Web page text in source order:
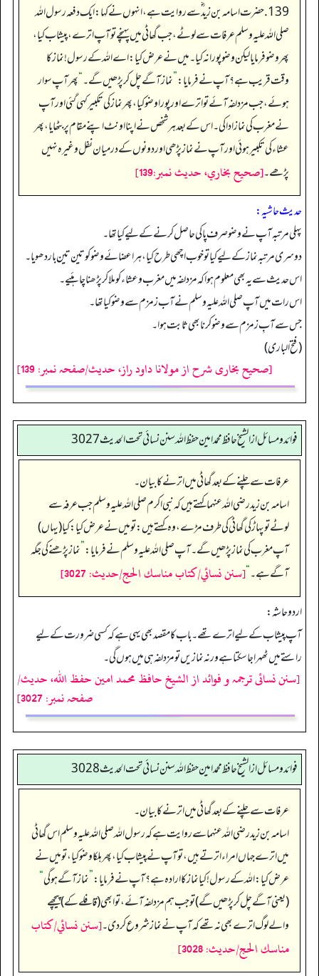
139. حضرت اسامہ بن زید ؓ سے روایت ہے، انہوں نے کہا: ایک دفعہ رسول اللہ
صلی اللہ علیہ وسلم عرفات سے لوٹے، جب گھاٹی میں پہنچے تو آپ اترے، پیشاب کیا،
پھر وضو فرمایا لیکن وضو پورا نہ کیا۔ میں نے عرض کیا: اے اللہ کے رسول! نماز کا
وقت قریب ہے؟ آپ نے فرمایا:”نماز آگے چل کر پڑھیں گے۔“پھر آپ سوار
ہوئے، جب مزدلفہ آئے تو اترے اور پورا وضو کیا، پھر نماز کی تکبیر کہی گئی اور آپ
نے مغرب کی نماز ادا کی۔ اس کے بعد ہر شخص نے اپنا اونٹ اپنے مقام پر بٹھایا، پھر
عشاء کی تکبیر ہوئی اور آپ نے نماز پڑھی اور دونوں کے درمیان نفل وغیرہ نہیں
پڑھے۔[صحيح بخاري، حديث نمبر:139]
حدیث حاشیہ:
پہلی مرتبہ آپ نے وضو صرف پاکی حاصل کرنے کے لیے کیا تھا۔
دوسری مرتبہ نماز کے لیے کیا توخوب اچھی طرح کیا، ہر اعضائے وضو کو تین تین باردھویا۔
اس حدیث سے یہ بھی معلوم ہوا کہ مزدلفہ میں مغرب وعشاء کو ملا کر پڑھنا چاہئیے۔
اس رات میں آپ صلی اللہ علیہ وسلم نے آب زمزم سے وضو کیا تھا۔
جس سے آبِ زمزم سے وضو کرنا بھی ثابت ہوا۔
(فتح الباری)
[صحیح بخاری شرح از مولانا داود راز، حدیث/صفحہ نمبر: 139]
فوائد ومسائل از الشيخ حافظ محمد امين حفظ الله سنن نسائي تحت الحديث3027
عرفات سے چلنے کے بعد گھاٹی میں اترنے کا بیان۔
اسامہ بن زید رضی الله عنہما کہتے ہیں کہ نبی اکرم صلی اللہ علیہ وسلم جب عرفہ سے
لوٹے تو پہاڑ کی گھاٹی کی طرف مڑے، وہ کہتے ہیں: تو میں نے عرض کیا: کیا (یہاں)
آپ مغرب کی نماز پڑھیں گے۔ آپ صلی اللہ علیہ وسلم نے فرمایا:”نماز پڑھنے کی جگہ
آگے ہے۔‏‏‏‏“[سنن نسائي/كتاب مناسك الحج/حدیث: 3027]
اردو حاشہ:
آپ پیشاب کے لیے اترے تھے۔ باب کا مقصد بھی یہی ہے کہ کسی ضرورت کے لیے
راستے میں ٹھہرا جا سکتا ہے ورنہ نمازیں تو مزدلفہ ہی میں ہوں گی۔
[سنن نسائی ترجمہ و فوائد از الشیخ حافظ محمد امین حفظ اللہ، حدیث/
صفحہ نمبر: 3027]
فوائد ومسائل از الشيخ حافظ محمد امين حفظ الله سنن نسائي تحت الحديث3028
عرفات سے چلنے کے بعد گھاٹی میں اترنے کا بیان۔
اسامہ بن زید رضی الله عنہما سے روایت ہے کہ رسول اللہ صلی اللہ علیہ وسلم اس گھاٹی
میں اترے جہاں امراء اترتے ہیں، تو آپ نے پیشاب کیا، پھر ہلکا وضو کیا، تو میں نے
عرض کیا: اللہ کے رسول! کیا نماز کا ارادہ ہے؟ آپ نے فرمایا:”نماز آگے ہو گی“
(یعنی آگے چل کر پڑھیں گے) تو جب ہم مزدلفہ آئے، تو ابھی (قافلے کے) پیچھے
والے لوگ اترے بھی نہ تھے کہ آپ نے نماز شروع کر دی۔[سنن نسائي/كتاب
مناسك الحج/حدیث: 3028]